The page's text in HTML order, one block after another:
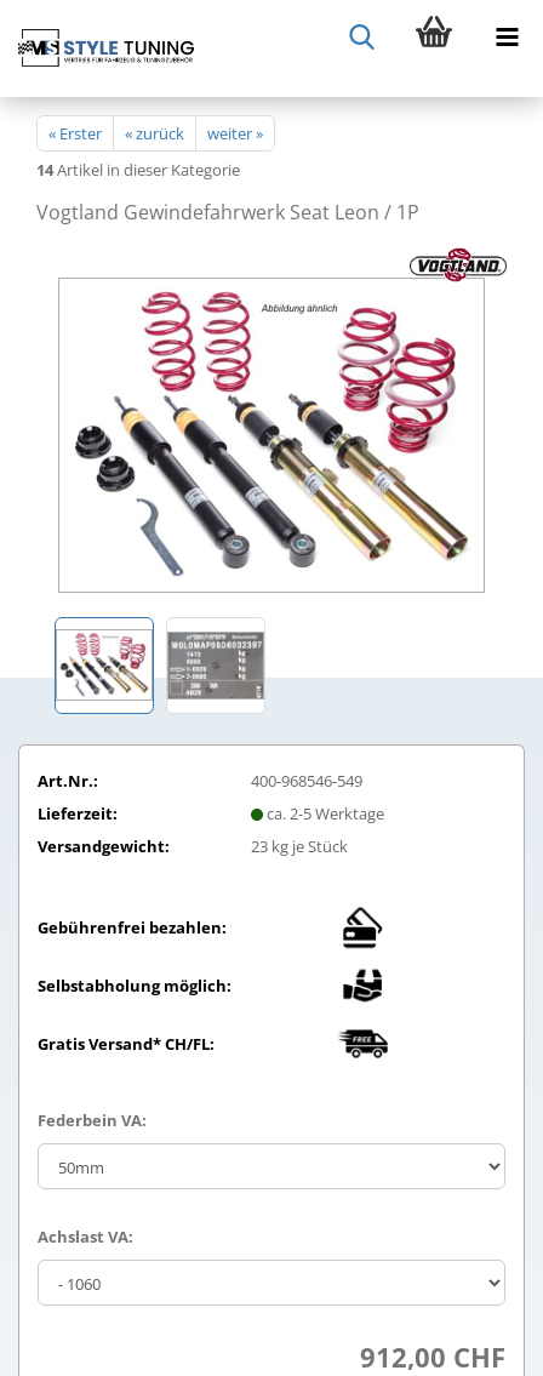
« Erster « zurück
weiter »
14Artikel in dieser Kategorie
Vogtland Gewindefahrwerk Seat Leon / 1P
Art.Nr.:
400-968546-549
Lieferzeit:
ca. 2-5 Werktage
Versandgewicht:
23kg je Stück
Gebührenfrei bezahlen:
Selbstabholung möglich:
Gratis Versand* CH/FL:
Federbein VA:
Achslast VA:
912,00 CHF